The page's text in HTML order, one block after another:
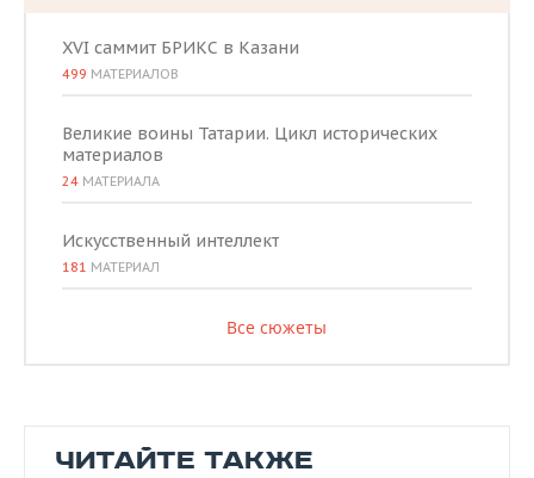
XVI саммит БРИКС в Казани
499 МАТЕРИАЛОВ
Великие воины Татарии. Цикл исторических
материалов
24 МАТЕРИАЛА
Искусственный интеллект
181 МАТЕРИАЛ
Все сюжеты
ЧИТАЙТЕ ТАКЖЕ